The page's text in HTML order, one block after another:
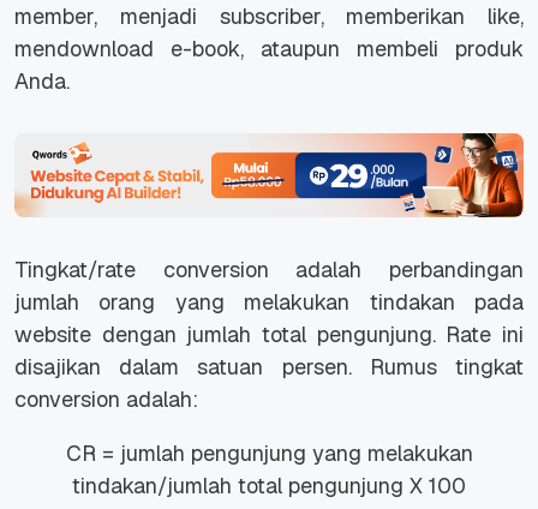
member, menjadi subscriber, memberikan like,
mendownload e-book, ataupun membeli produk
Anda.
Tingkat/rate conversion adalah perbandingan
jumlah orang yang melakukan tindakan pada
website dengan jumlah total pengunjung. Rate ini
disajikan dalam satuan persen. Rumus tingkat
conversion adalah:
CR = jumlah pengunjung yang melakukan
tindakan/jumlah total pengunjung X 100